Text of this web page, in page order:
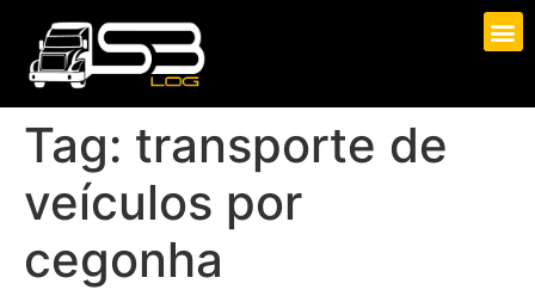
Tag: transporte de
veículos por
cegonha